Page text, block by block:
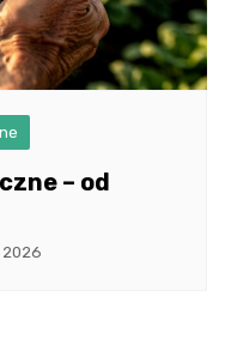
– od
2026